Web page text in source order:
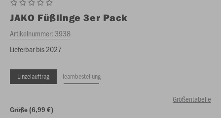
JAKO Füßlinge 3er Pack
Artikelnummer:3938
Lieferbar bis 2027
Einzelauftrag Teambestellung
Größentabelle
Größe (6,99 €)